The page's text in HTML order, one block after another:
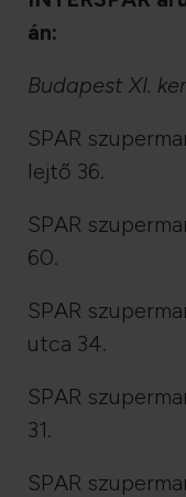
án:
Budapest XI.
SPAR
lejtő 36.
SPAR
60.
SPAR
utca 34.
SPAR
31.
SPAR